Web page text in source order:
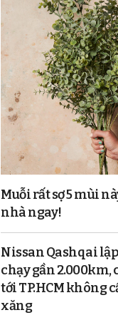
Muỗi rất sợ 5 mùi
nhà ngay!
Nissan Qashqai
chạy gần 2.000km,
tới TP.HCM không
xăng